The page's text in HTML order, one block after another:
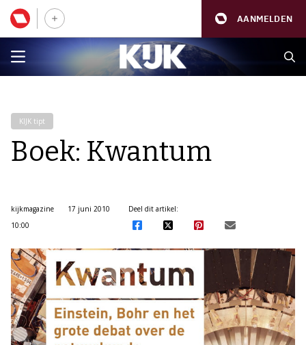
AANMELDEN
KIJK tipt
Boek: Kwantum
kijkmagazine
17 juni 2010
10:00
Deel dit artikel: